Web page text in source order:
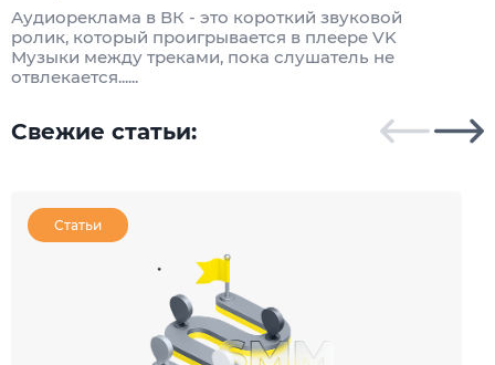
Аудиореклама в ВК - это короткий звуковой
ролик, который проигрывается в плеере VK
Музыки между треками, пока слушатель не
отвлекается......
Свежие статьи:
Статьи